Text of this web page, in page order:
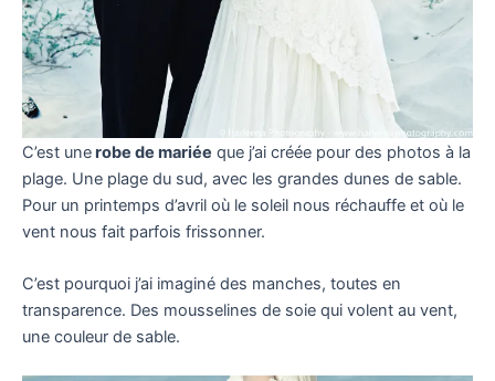
C’est unerobe de mariée que j’ai créée pour des photos à la
plage. Une plage du sud, avec les grandes dunes de sable.
Pour un printemps d’avril où le soleil nous réchauffe et où le
vent nous fait parfois frissonner.
C’est pourquoi j’ai imaginé des manches, toutes en
transparence. Des mousselines de soie qui volent au vent,
une couleur de sable.